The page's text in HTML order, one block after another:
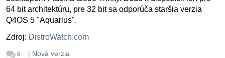
64 bit architektúru, pre 32 bit sa odporúča staršia verzia
Q4OS 5 "Aquarius".
Zdroj: DistroWatch.com
6 | Nová verzia